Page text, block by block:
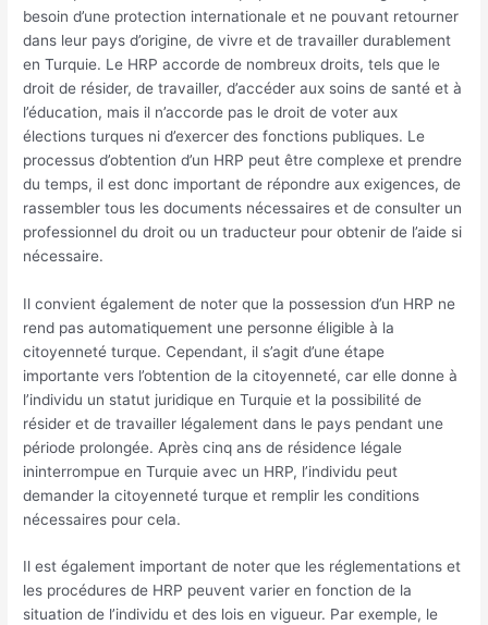
besoin d’une protection internationale et ne pouvant retourner
dans leur pays d’origine, de vivre et de travailler durablement
en Turquie. Le HRP accorde de nombreux droits, tels que le
droit de résider, de travailler, d’accéder aux soins de santé et à
l’éducation, mais il n’accorde pas le droit de voter aux
élections turques ni d’exercer des fonctions publiques. Le
processus d’obtention d’un HRP peut être complexe et prendre
du temps, il est donc important de répondre aux exigences, de
rassembler tous les documents nécessaires et de consulter un
professionnel du droit ou un traducteur pour obtenir de l’aide si
nécessaire.
Il convient également de noter que la possession d’un HRP ne
rend pas automatiquement une personne éligible à la
citoyenneté turque. Cependant, il s’agit d’une étape
importante vers l’obtention de la citoyenneté, car elle donne à
l’individu un statut juridique en Turquie et la possibilité de
résider et de travailler légalement dans le pays pendant une
période prolongée. Après cinq ans de résidence légale
ininterrompue en Turquie avec un HRP, l’individu peut
demander la citoyenneté turque et remplir les conditions
nécessaires pour cela.
Il est également important de noter que les réglementations et
les procédures de HRP peuvent varier en fonction de la
situation de l’individu et des lois en vigueur. Par exemple, le